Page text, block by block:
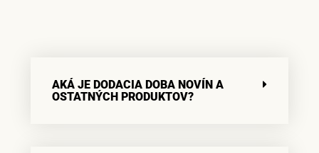
AKÁ JE DODACIA DOBA NOVÍN A
OSTATNÝCH PRODUKTOV?